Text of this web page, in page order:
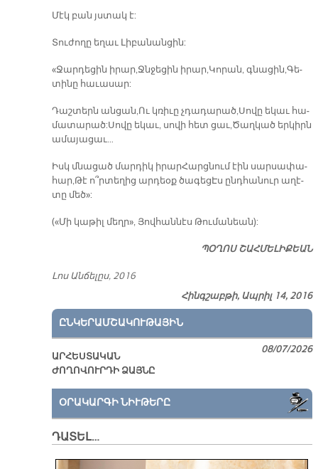
Մէկ բան յստակ է:
Տու­ժո­ղը ե­ղաւ Լի­բա­նան­ցին:
«Ջար­դե­ցին ի­րար, Ջնջե­ցին ի­րար, Կո­րան, գնա­ցին, Գե­
տի­նը հա­ւա­սար:
Դաշ­տերն ան­ցան, Ու կռի­ւը չդա­դա­րած, Սո­վը ե­կաւ հա­
մա­տա­րած: Սո­վը ե­կաւ, սո­վի հետ ցաւ, Ծաղ­կած եր­կիրն
ա­մա­յա­ցաւ…
Իսկ մնա­ցած մար­դիկ ի­րար ­Հարց­նում էին սար­սա­փա­
հար, Թէ ո՞ր­տե­ղից ար­դեօք ծա­գեց­ Էս ընդ­հա­նուր ա­ղէ­
տը մեծ»:
(«Մի կա­թիլ մեղր», Յով­հան­նէս Թու­մա­նեան):
ՊՕ­ՂՈՍ ՇԱՀ­ՄԵ­ԼԻ­ՔԵԱՆ
Լոս Ան­ճե­լըս, 2016
Հինգշաբթի, Ապրիլ 14, 2016
ԸՆԿԵՐԱՄՇԱԿՈՒԹԱՅԻՆ
ԱՐՀԵՍՏԱԿԱՆ
ԺՈՂՈՎՈՒՐԴԻ ՁԱՅՆԸ
08/07/2026
ՕՐԱԿԱՐԳԻ ՆԻՒԹԵՐԸ
ԴԱՏԵԼ…